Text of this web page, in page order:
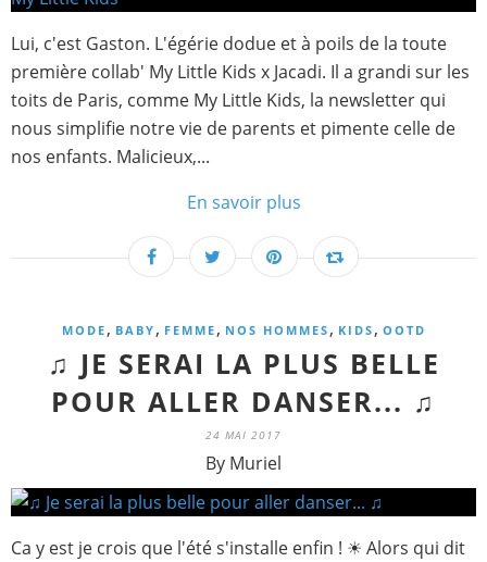
Lui, c'est Gaston. L'égérie dodue et à poils de la toute
première collab' My Little Kids x Jacadi. Il a grandi sur les
toits de Paris, comme My Little Kids, la newsletter qui
nous simplifie notre vie de parents et pimente celle de
nos enfants. Malicieux,...
En savoir plus
MODE, BABY, FEMME, NOS HOMMES, KIDS, OOTD
♫ JE SERAI LA PLUS BELLE
POUR ALLER DANSER... ♫
24 MAI 2017
By Muriel
Ca y est je crois que l'été s'installe enfin ! ☀ Alors qui dit